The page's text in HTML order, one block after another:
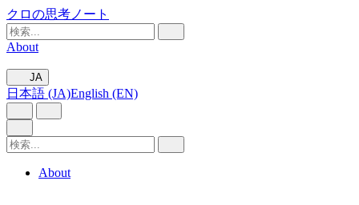
クロの思考ノート
About
JA
日本語 (JA)English (EN)
About